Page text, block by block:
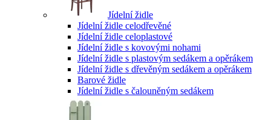
Jídelní židle
Jídelní židle celodřevěné
Jídelní židle celoplastové
Jídelní židle s kovovými nohami
Jídelní židle s plastovým sedákem a opěrákem
Jídelní židle s dřevěným sedákem a opěrákem
Barové židle
Jídelní židle s čalouněným sedákem